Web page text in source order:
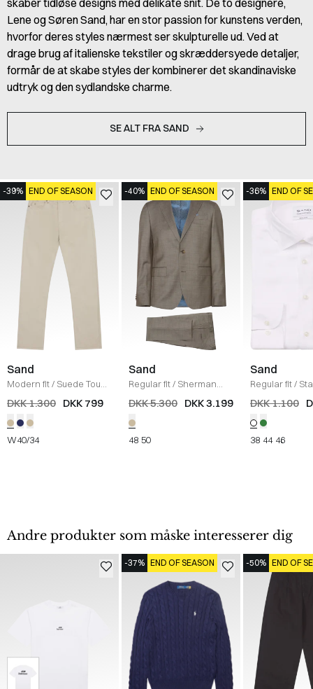
Lene og Søren Sand, har en stor passion for kunstens verden,
hvorfor deres styles nærmest ser skulpturelle ud. Ved at
drage brug af italienske tekstiler og skræddersyede detaljer,
formår de at skabe styles der kombinerer det skandinaviske
udtryk og den sydlandske charme.
SE ALT FRA SAND
-39% END OF SEASON
Sand
Modern fit/ Suede Touch
Burton Bukser / SAND
DKK 1.300 DKK 799
W40/34
-40% END OF SEASON
Sand
Regular fit/ Sherman
Napoli Habit
SAND
DKK 5.300 DKK 3.199
48 50
-36% END OF
Sand
Regular fit/
Skjorte
/ HVID
DKK 1.100
38 44 46
Andre produkter som måske interesserer dig
-37% END OF SEASON -50% END OF